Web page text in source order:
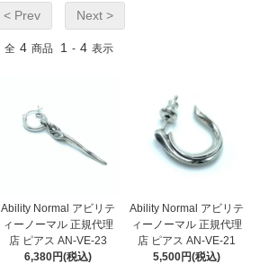
< Prev Next >
全 4 商品 1 - 4 表示
Ability Normal アビリテ
ィーノーマル 正規代理
店 ピアス AN-VE-23
6,380円(税込)
Ability Normal アビリテ
ィーノーマル 正規代理
店 ピアス AN-VE-21
5,500円(税込)